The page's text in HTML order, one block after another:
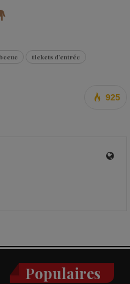
tickets d'entrée
925
Populaires